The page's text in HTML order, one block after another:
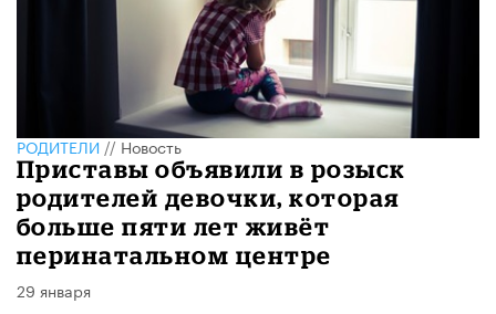
РОДИТЕЛИ//Новость
Приставы объявили в розыск
родителей девочки, которая
больше пяти лет живёт
перинатальном центре
29 января